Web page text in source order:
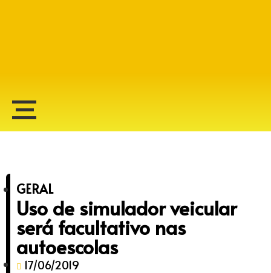
GERAL
Uso de simulador veicular
será facultativo nas
autoescolas
17/06/2019